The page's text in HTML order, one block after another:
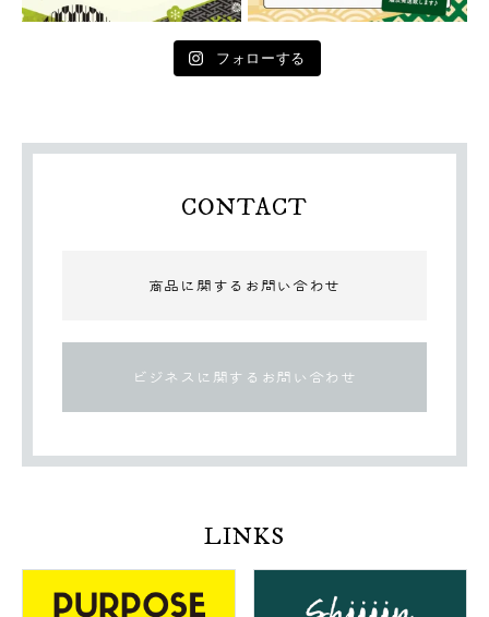
フォローする
CONTACT
商品に関するお問い合わせ
ビジネスに関するお問い合わせ
LINKS